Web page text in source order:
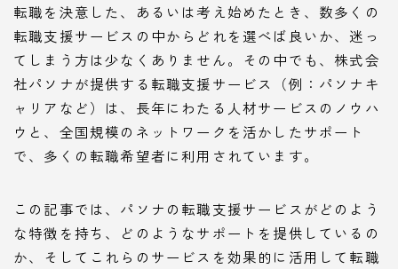
転職を決意した、あるいは考え始めたとき、数多くの
転職支援サービスの中からどれを選べば良いか、迷っ
てしまう方は少なくありません。その中でも、株式会
社パソナが提供する転職支援サービス（例：パソナキ
ャリアなど）は、長年にわたる人材サービスのノウハ
ウと、全国規模のネットワークを活かしたサポート
で、多くの転職希望者に利用されています。
この記事では、パソナの転職支援サービスがどのよう
な特徴を持ち、どのようなサポートを提供しているの
か、そしてこれらのサービスを効果的に活用して転職